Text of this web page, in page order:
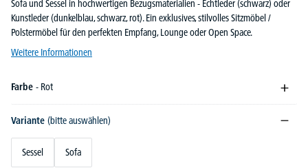
Sofa und Sessel in hochwertigen Bezugsmaterialien - Echtleder (schwarz) oder
Kunstleder (dunkelblau, schwarz, rot). Ein exklusives, stilvolles Sitzmöbel /
Polstermöbel für den perfekten Empfang, Lounge oder Open Space.
Weitere Informationen
Farbe - Rot
Variante (bitte auswählen)
Sessel Sofa